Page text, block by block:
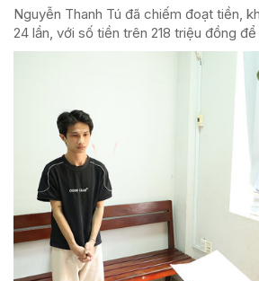
Nguyễn Thanh Tú đã chiếm đoạt tiền,
24 lần, với số tiền trên 218 triệu đồng